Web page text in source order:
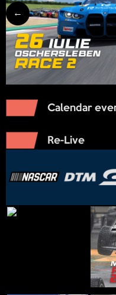
←
Calendar
Re-Live